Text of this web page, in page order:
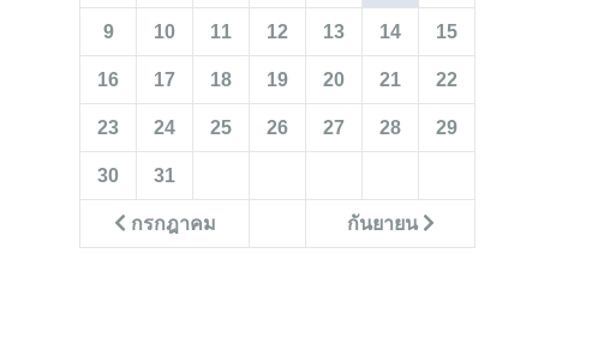
กรกฎาคม กันยายน
9 10 11 12 13 14 15
16 17 18 19 20 21 22
23 24 25 26 27 28 29
30 31